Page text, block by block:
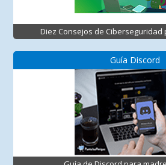
Diez Consejos de Ciberseguridad
Guía Discord